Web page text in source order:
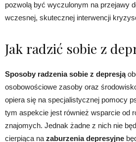
pozwolą być wyczulonym na przejawy
wczesnej, skutecznej interwencji
Jak radzić sobie z
Sposoby radzenia sobie z depresją
osobowościowe zasoby oraz
opiera się na specjalistycznej pomocy
tym aspekcie jest również wsparcie od
znajomych. Jednak żadne z nich nie
cierpiąca na zaburzenia depresyjne